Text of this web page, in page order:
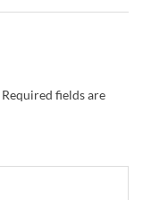
Required fields are